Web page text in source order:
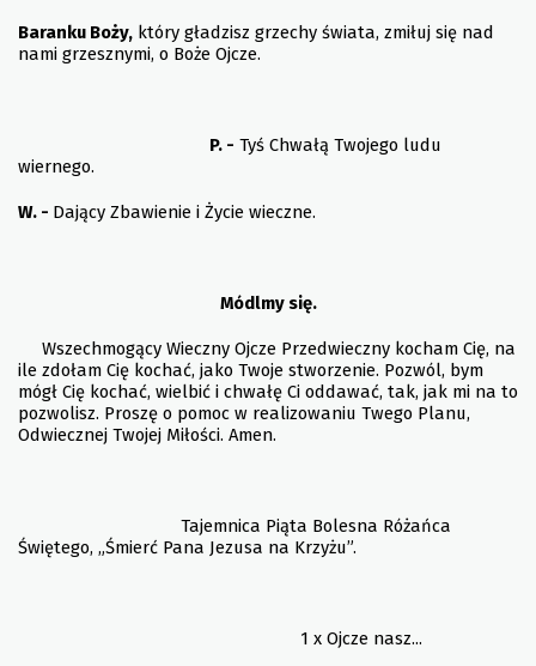
Baranku Boży, który gładzisz grzechy świata, zmiłuj się nad
nami grzesznymi, o Boże Ojcze.
P. - Tyś Chwałą Twojego ludu
wiernego.
W. - Dający Zbawienie i Życie wieczne.
Módlmy się.
Wszechmogący Wieczny Ojcze Przedwieczny kocham Cię, na
ile zdołam Cię kochać, jako Twoje stworzenie. Pozwól, bym
mógł Cię kochać, wielbić i chwałę Ci oddawać, tak, jak mi na to
pozwolisz. Proszę o pomoc w realizowaniu Twego Planu,
Odwiecznej Twojej Miłości. Amen.
Tajemnica Piąta Bolesna Różańca
Świętego, „Śmierć Pana Jezusa na Krzyżu”.
1 x Ojcze nasz...